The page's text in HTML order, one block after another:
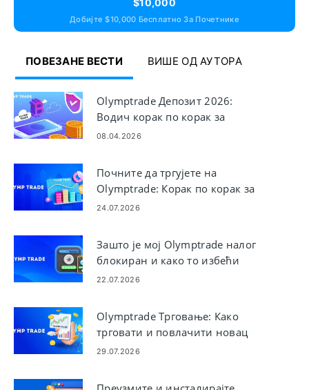
$10,000
Добијте $10,000 Бесплатно За Почетнике
ПОВЕЗАНЕ ВЕСТИ ВИШЕ ОД АУТОРА
Olymptrade Депозит 2026:
Водич корак по корак за
додавање новца, трошкова и
08.04.2026
Почните да тргујете на
Olymptrade: Корак по корак за
почетнике
24.07.2026
Зашто је мој Olymptrade налог
блокиран и како то избећи
22.07.2026
Olymptrade Трговање: Како
трговати и повлачити новац
29.07.2026